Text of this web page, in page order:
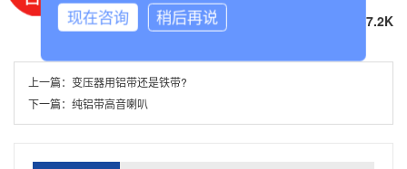
67.2K
上一篇： 变压器用铝带还是铁带?
下一篇： 纯铝带高音喇叭
现在咨询 稍后再说